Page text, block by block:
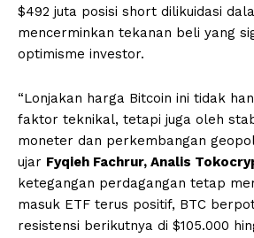
$492 juta posisi short dilikuidasi
mencerminkan tekanan beli yang
optimisme investor.
“Lonjakan harga Bitcoin ini tidak
faktor teknikal, tetapi juga oleh
moneter dan perkembangan
ujar Fyqieh Fachrur, Analis
ketegangan perdagangan tetap
masuk ETF terus positif, BTC
resistensi berikutnya di $105.000